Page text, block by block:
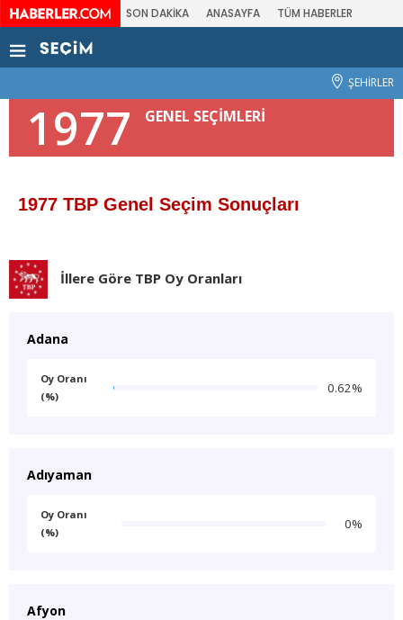
SON DAKİKA ANASAYFA TÜM HABERLER
ŞEHİRLER
1977 GENEL SEÇİMLERİ
1977 TBP Genel Seçim Sonuçları
İllere Göre TBP Oy Oranları
Adana
Oy Oranı
(%)
0.62%
Adıyaman
Oy Oranı
(%)
0%
Afyon